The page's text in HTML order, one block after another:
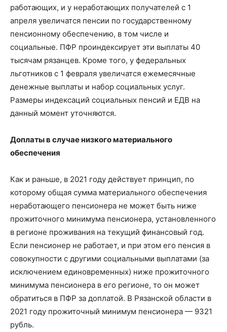
работающих, и у неработающих получателей с 1
апреля увеличатся пенсии по государственному
пенсионному обеспечению, в том числе и
социальные. ПФР проиндексирует эти выплаты 40
тысячам рязанцев. Кроме того, у федеральных
льготников с 1 февраля увеличатся ежемесячные
денежные выплаты и набор социальных услуг.
Размеры индексаций социальных пенсий и ЕДВ на
данный момент уточняются.
Доплаты в случае низкого материального
обеспечения
Как и раньше, в 2021 году действует принцип, по
которому общая сумма материального обеспечения
неработающего пенсионера не может быть ниже
прожиточного минимума пенсионера, установленного
в регионе проживания на текущий финансовый год.
Если пенсионер не работает, и при этом его пенсия в
совокупности с другими социальными выплатами (за
исключением единовременных) ниже прожиточного
минимума пенсионера в его регионе, то он может
обратиться в ПФР за доплатой. В Рязанской области в
2021 году прожиточный минимум пенсионера — 9321
рубль.